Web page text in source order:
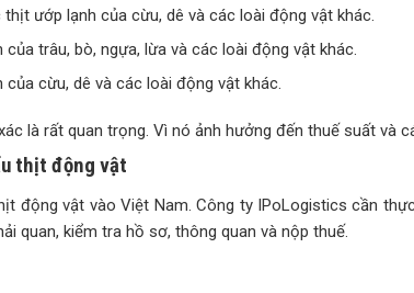
ướp lạnh của cừu, dê và các loài động vật khác.
của trâu, bò, ngựa, lừa và các loài động vật khác.
của cừu, dê và các loài động vật khác.
là rất quan trọng. Vì nó ảnh hưởng đến thuế suất và
thịt động vật
động vật vào Việt Nam. Công ty IPoLogistics cần
quan, kiểm tra hồ sơ, thông quan và nộp thuế.